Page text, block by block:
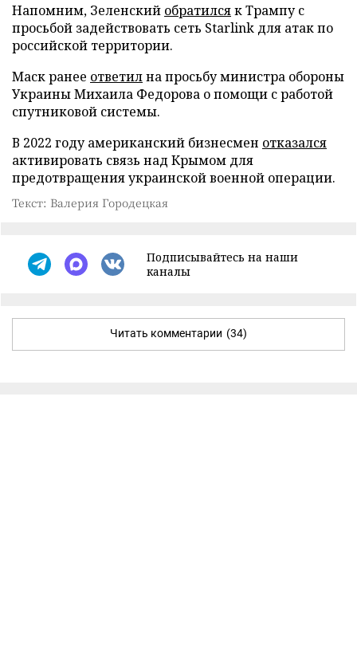
Напомним, Зеленский обратилсяк Трампу с
просьбой задействовать сеть Starlink для атак по
российской территории.
Маск ранее ответилна просьбу министра обороны
Украины Михаила Федорова о помощи с работой
спутниковой системы.
В 2022 году американский бизнесмен отказался
активировать связь над Крымом для
предотвращения украинской военной операции.
Текст: Валерия Городецкая
Подписывайтесь на наши
каналы
Читать комментарии (34)